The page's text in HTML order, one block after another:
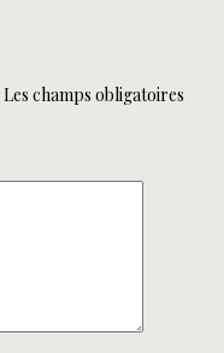
Les champs obligatoires